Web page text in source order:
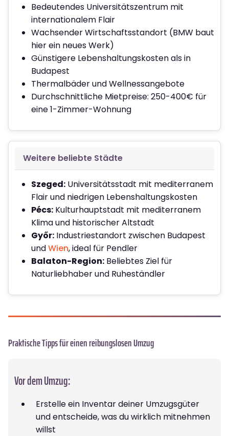
Bedeutendes Universitätszentrum mit
internationalem Flair
Wachsender Wirtschaftsstandort (BMW baut
hier ein neues Werk)
Günstigere Lebenshaltungskosten als in
Budapest
Thermalbäder und Wellnessangebote
Durchschnittliche Mietpreise: 250-400€ für
eine 1-Zimmer-Wohnung
Weitere beliebte Städte
Szeged: Universitätsstadt mit mediterranem
Flair und niedrigen Lebenshaltungskosten
Pécs: Kulturhauptstadt mit mediterranem
Klima und historischer Altstadt
Győr: Industriestandort zwischen Budapest
undWien, ideal für Pendler
Balaton-Region: Beliebtes Ziel für
Naturliebhaber und Ruheständler
Praktische Tipps für einen reibungslosen Umzug
Vor dem Umzug:
Erstelle ein Inventar deiner Umzugsgüter
und entscheide, was du wirklich mitnehmen
willst